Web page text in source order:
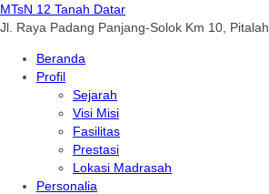
MTsN 12 Tanah Datar
Jl. Raya Padang Panjang-Solok Km 10, Pitalah
Beranda
Profil
Sejarah
Visi Misi
Fasilitas
Prestasi
Lokasi Madrasah
Personalia